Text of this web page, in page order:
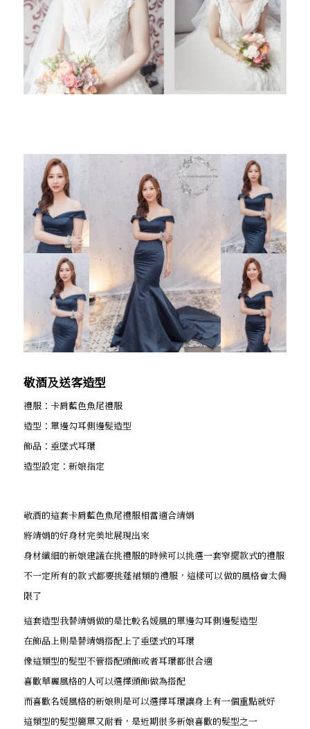
敬酒及送客造型
禮服：卡肩藍色魚尾禮服
造型：單邊勾耳側邊髮造型
飾品：垂墜式耳環
造型設定：新娘指定
敬酒的這套卡肩藍色魚尾禮服相當適合靖娟
將靖娟的好身材完美地展現出來
身材纖細的新娘建議在挑禮服的時候可以挑選一套窄擺款式的禮服
不一定所有的款式都要挑蓬裙類的禮服，這樣可以做的風格會太侷
限了
這套造型我替靖娟做的是比較名媛風的單邊勾耳側邊髮造型
在飾品上則是替靖娟搭配上了垂墜式的耳環
像這類型的髮型不管搭配頭飾或者耳環都很合適
喜歡華麗風格的人可以選擇頭飾做為搭配
而喜歡名媛風格的新娘則是可以選擇耳環讓身上有一個重點就好
這類型的髮型簡單又耐看，是近期很多新娘喜歡的髮型之一